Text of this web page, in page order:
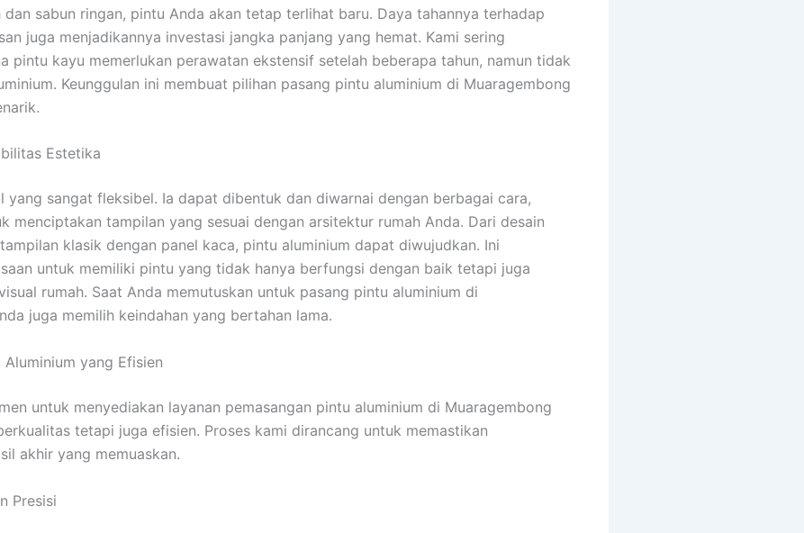
sabun ringan, pintu Anda akan tetap terlihat baru. Daya tahannya terhadap
juga menjadikannya investasi jangka panjang yang hemat. Kami sering
pintu kayu memerlukan perawatan ekstensif setelah beberapa tahun, namun tidak
Keunggulan ini membuat pilihan pasang pintu aluminium di Muaragembong
Estetika
yang sangat fleksibel. Ia dapat dibentuk dan diwarnai dengan berbagai cara,
menciptakan tampilan yang sesuai dengan arsitektur rumah Anda. Dari desain
klasik dengan panel kaca, pintu aluminium dapat diwujudkan. Ini
untuk memiliki pintu yang tidak hanya berfungsi dengan baik tetapi juga
rumah. Saat Anda memutuskan untuk pasang pintu aluminium di
juga memilih keindahan yang bertahan lama.
Aluminium yang Efisien
untuk menyediakan layanan pemasangan pintu aluminium di Muaragembong
tetapi juga efisien. Proses kami dirancang untuk memastikan
akhir yang memuaskan.
Presisi